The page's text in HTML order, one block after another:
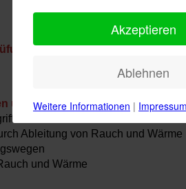
von Rauch- und
und stellen im Brandfall
Ableitung von Rauch und Wärme
und Wärme
Akzeptieren
Ablehnen
Weitere Informationen | Impressum